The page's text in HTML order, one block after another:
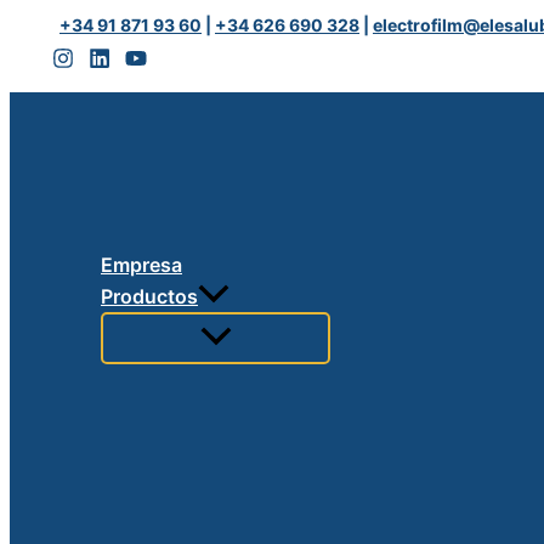
+34 91 871 93 60 +34 626 690 328
Empresa
Productos